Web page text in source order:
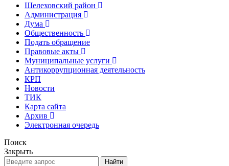
Шелеховский район
Администрация
Дума
Общественность
Подать обращение
Правовые акты
Муниципальные услуги
Антикоррупционная деятельность
КРП
Новости
ТИК
Карта сайта
Архив
Электронная очередь
Поиск
Закрыть
Найти